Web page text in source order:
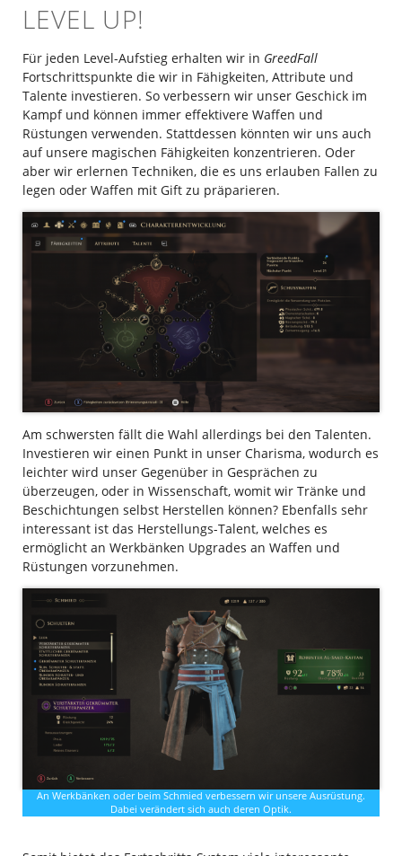
LEVEL UP!
Für jeden Level-Aufstieg erhalten wir in GreedFall
Fortschrittspunkte die wir in Fähigkeiten, Attribute und
Talente investieren. So verbessern wir unser Geschick im
Kampf und können immer effektivere Waffen und
Rüstungen verwenden. Stattdessen könnten wir uns auch
auf unsere magischen Fähigkeiten konzentrieren. Oder
aber wir erlernen Techniken, die es uns erlauben Fallen zu
legen oder Waffen mit Gift zu präparieren.
Am schwersten fällt die Wahl allerdings bei den Talenten.
Investieren wir einen Punkt in unser Charisma, wodurch es
leichter wird unser Gegenüber in Gesprächen zu
überzeugen, oder in Wissenschaft, womit wir Tränke und
Beschichtungen selbst Herstellen können? Ebenfalls sehr
interessant ist das Herstellungs-Talent, welches es
ermöglicht an Werkbänken Upgrades an Waffen und
Rüstungen vorzunehmen.
An Werkbänken oder beim Schmied verbessern wir unsere Ausrüstung.
Dabei verändert sich auch deren Optik.